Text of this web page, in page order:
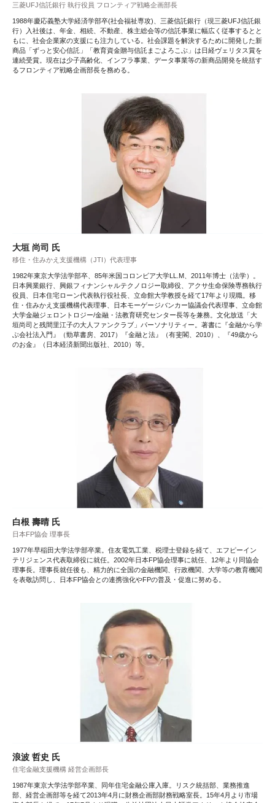
三菱UFJ信託銀行 執行役員 フロンティア戦略企画部長
1988年慶応義塾大学経済学部卒(社会福祉専攻)、三菱信託銀行（現三菱UFJ信託銀
行）入社後は、年金、相続、不動産、株主総会等の信託事業に幅広く従事するとと
もに、社会企業家の支援にも注力している。社会課題を解決するために開発した新
商品「ずっと安心信託」「教育資金贈与信託まごよろこぶ」は日経ヴェリタス賞を
連続受賞。現在は少子高齢化、インフラ事業、データ事業等の新商品開発を統括す
るフロンティア戦略企画部長を務める。
大垣 尚司 氏
移住・住みかえ支援機構（JTI）代表理事
1982年東京大学法学部卒、85年米国コロンビア大学LL.M、2011年博士（法学）。
日本興業銀行、興銀フィナンシャルテクノロジー取締役、アクサ生命保険専務執行
役員、日本住宅ローン代表執行役社長、立命館大学教授を経て17年より現職。移
住・住みかえ支援機構代表理事、日本モーゲージバンカー協議会代表理事、立命館
大学金融ジェロントロジー/金融・法教育研究センター長等を兼務。文化放送「大
垣尚司と残間里江子の大人ファンクラブ」パーソナリティー。著書に『金融から学
ぶ会社法入門』（勁草書房、2017）『金融と法』（有斐閣、2010）、『49歳から
のお金』（日本経済新聞出版社、2010）等。
白根 壽晴 氏
日本FP協会 理事長
1977年早稲田大学法学部卒業。住友電気工業、税理士登録を経て、エフピーイン
テリジェンス代表取締役に就任。2002年日本FP協会理事に就任、12年より同協会
理事長。理事長就任後も、精力的に全国の金融機関、行政機関、大学等の教育機関
を表敬訪問し、日本FP協会との連携強化やFPの普及・促進に努める。
浪波 哲史 氏
住宅金融支援機構 経営企画部長
1987年東京大学法学部卒業、同年住宅金融公庫入庫。リスク統括部、業務推進
部、経営企画部等を経て2013年4月に財務企画部財務戦略室長。15年4月より市場